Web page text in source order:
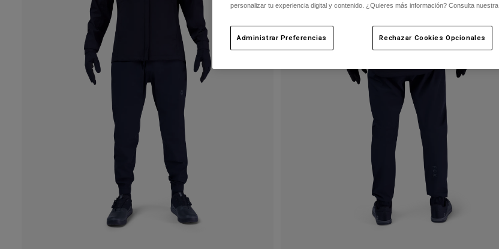
personalizar tu experiencia digital y contenido. ¿Quieres más información? Consulta nuestra
Administrar Preferencias Rechazar Cookies Opcionales